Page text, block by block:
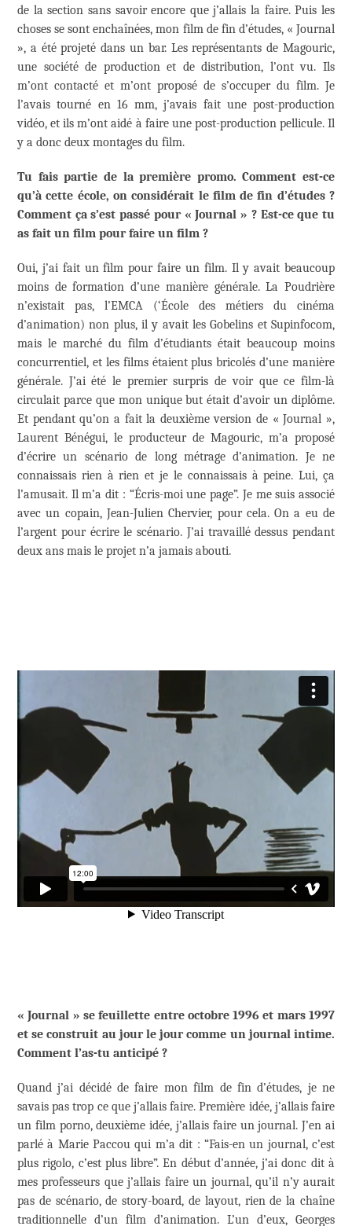
de la section sans savoir encore que j’allais la faire. Puis les
choses se sont enchaînées, mon film de fin d’études, « Journal
», a été projeté dans un bar. Les représentants de Magouric,
une société de production et de distribution, l’ont vu. Ils
m’ont contacté et m’ont proposé de s’occuper du film. Je
l’avais tourné en 16 mm, j’avais fait une post-production
vidéo, et ils m’ont aidé à faire une post-production pellicule. Il
y a donc deux montages du film.
Tu fais partie de la première promo. Comment est-ce
qu’à cette école, on considérait le film de fin d’études ?
Comment ça s’est passé pour « Journal » ? Est-ce que tu
as fait un film pour faire un film ?
Oui, j’ai fait un film pour faire un film. Il y avait beaucoup
moins de formation d’une manière générale. La Poudrière
n’existait pas, l’EMCA (‘École des métiers du cinéma
d’animation) non plus, il y avait les Gobelins et Supinfocom,
mais le marché du film d’étudiants était beaucoup moins
concurrentiel, et les films étaient plus bricolés d’une manière
générale. J’ai été le premier surpris de voir que ce film-là
circulait parce que mon unique but était d’avoir un diplôme.
Et pendant qu’on a fait la deuxième version de « Journal »,
Laurent Bénégui, le producteur de Magouric, m’a proposé
d’écrire un scénario de long métrage d’animation. Je ne
connaissais rien à rien et je le connaissais à peine. Lui, ça
l’amusait. Il m’a dit : “Écris-moi une page”. Je me suis associé
avec un copain, Jean-Julien Chervier, pour cela. On a eu de
l’argent pour écrire le scénario. J’ai travaillé dessus pendant
deux ans mais le projet n’a jamais abouti.
« Journal » se feuillette entre octobre 1996 et mars 1997
et se construit au jour le jour comme un journal intime.
Comment l’as-tu anticipé ?
Quand j’ai décidé de faire mon film de fin d’études, je ne
savais pas trop ce que j’allais faire. Première idée, j’allais faire
un film porno, deuxième idée, j’allais faire un journal. J’en ai
parlé à Marie Paccou qui m’a dit : “Fais-en un journal, c’est
plus rigolo, c’est plus libre”. En début d’année, j’ai donc dit à
mes professeurs que j’allais faire un journal, qu’il n’y aurait
pas de scénario, de story-board, de layout, rien de la chaîne
traditionnelle d’un film d’animation. L’un d’eux, Georges